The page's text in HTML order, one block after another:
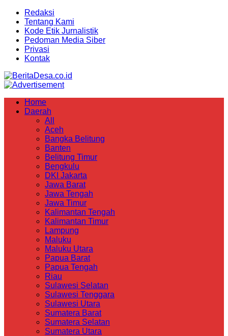
Redaksi
Tentang Kami
Kode Etik Jurnalistik
Pedoman Media Siber
Privasi
Kontak
Home
Daerah
All
Aceh
Bangka Belitung
Banten
Belitung Timur
Bengkulu
DKI Jakarta
Jawa Barat
Jawa Tengah
Jawa Timur
Kalimantan Tengah
Kalimantan Timur
Lampung
Maluku
Maluku Utara
Papua Barat
Papua Tengah
Riau
Sulawesi Selatan
Sulawesi Tenggara
Sulawesi Utara
Sumatera Barat
Sumatera Selatan
Sumatera Utara